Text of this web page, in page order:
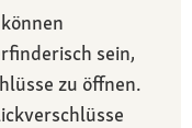
sein,
zu öffnen.